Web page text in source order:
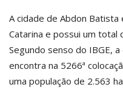
A cidade de Abdon
Catarina e possui um total
Segundo senso do IBGE,
encontra na 5266ª
uma população de 2.563